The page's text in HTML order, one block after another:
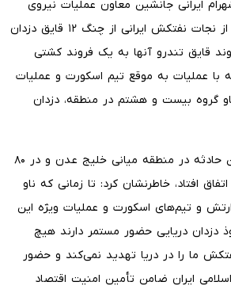
شهرام ایرانی جانشین معاون عملیات نیروی
دریایی ارتش گفت: پس از نجات نفتکش ایرانی از چنگ ۱۲ قایق دزدان
صبح امروز ۸ فروند قایق تندرو آنها به یک فروند کشتی
با عملیات به موقع تیم اسکورت و عملیات
گروه بیست و هشتم در منطقه، دزدان
وی با اشاره به اینکه این حادثه در منطقه میانی خلیج عدن و در ۸۰
افتاد، خاطرنشان کرد: تا زمانی که ناو
و تیم‌های اسکورت و عملیات ویژه این
دزدان دریایی حضور مستمر دارند هیچ
ما را در دریا تهدید نمی‌کند و حضور
ایران ضامن تأمین امنیت اقتصاد